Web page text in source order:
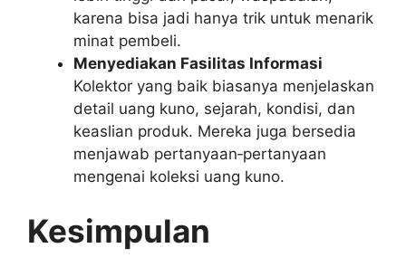
karena bisa jadi hanya trik untuk menarik
minat pembeli.
Menyediakan Fasilitas Informasi
Kolektor yang baik biasanya menjelaskan
detail uang kuno, sejarah, kondisi, dan
keaslian produk. Mereka juga bersedia
menjawab pertanyaan‑pertanyaan
mengenai koleksi uang kuno.
Kesimpulan